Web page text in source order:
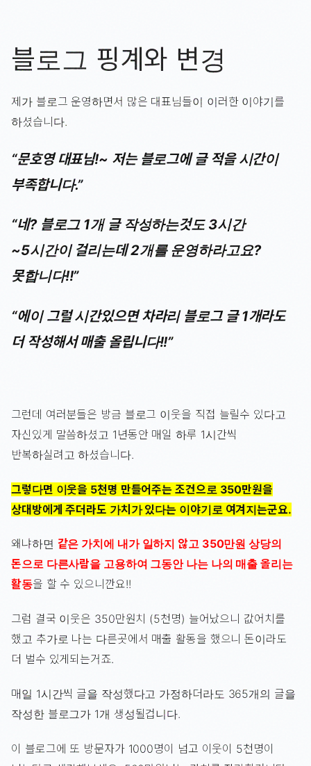
블로그 핑계와 변경
제가 블로그 운영하면서 많은 대표님들이 이러한 이야기를
하셨습니다.
“문호영 대표님!~ 저는 블로그에 글 적을 시간이
부족합니다.”
“네? 블로그 1개 글 작성하는것도 3시간
~5시간이 걸리는데 2개를 운영하라고요?
못합니다!!”
“에이 그럴 시간있으면 차라리 블로그 글 1개라도
더 작성해서 매출 올립니다!!”
그런데 여러분들은 방금 블로그 이웃을 직접 늘릴수 있다고
자신있게 말씀하셨고 1년동안 매일 하루 1시간씩
반복하실려고 하셨습니다.
그렇다면 이웃을 5천명 만들어주는 조건으로 350만원을
상대방에게 주더라도 가치가 있다는 이야기로 여겨지는군요.
왜냐하면 같은 가치에 내가 일하지 않고 350만원 상당의
돈으로 다른사람을 고용하여 그동안 나는 나의 매출 올리는
활동을 할 수 있으니깐요!!
그럼 결국 이웃은 350만원치 (5천명) 늘어났으니 값어치를
했고 추가로 나는 다른곳에서 매출 활동을 했으니 돈이라도
더 벌수 있게되는거죠.
매일 1시간씩 글을 작성했다고 가정하더라도 365개의 글을
작성한 블로그가 1개 생성될겁니다.
이 블로그에 또 방문자가 1000명이 넘고 이웃이 5천명이